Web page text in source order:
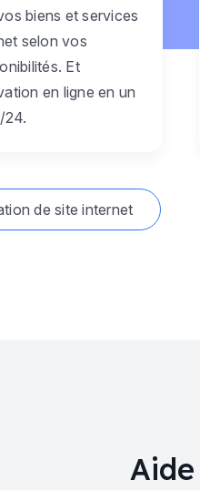
biens et services
selon vos
Et
en ligne en un
24.
de site internet